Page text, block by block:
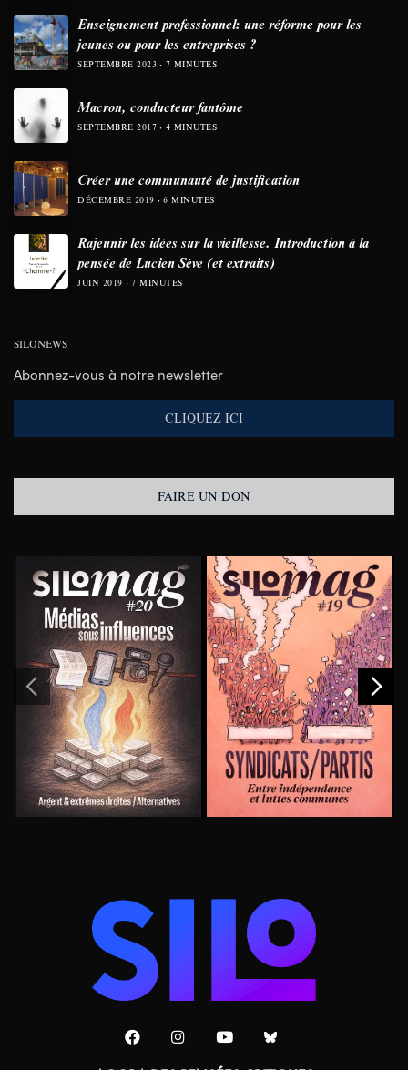
Enseignement professionnel: une réforme pour les
jeunes ou pour les entreprises ?
SEPTEMBRE 2023 7 MINUTES
Macron, conducteur fantôme
SEPTEMBRE 2017 4 MINUTES
Créer une communauté de justification
DÉCEMBRE 2019 6 MINUTES
Rajeunir les idées sur la vieillesse. Introduction à la
pensée de Lucien Sève (et extraits)
JUIN 2019 7 MINUTES
SILONEWS
Abonnez-vous à notre newsletter
CLIQUEZ ICI
FAIRE UN DON